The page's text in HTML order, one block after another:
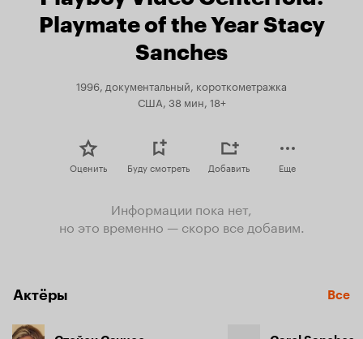
Playmate of the Year Stacy
Sanches
1996, документальный, короткометражка
США, 38 мин, 18+
Оценить Буду смотреть Добавить Еще
Информации пока нет,
но это временно — скоро все добавим.
Актёры Все